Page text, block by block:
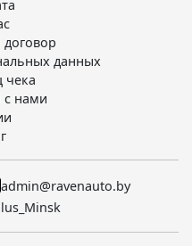
данных
чека
с нами
admin@ravenauto.by